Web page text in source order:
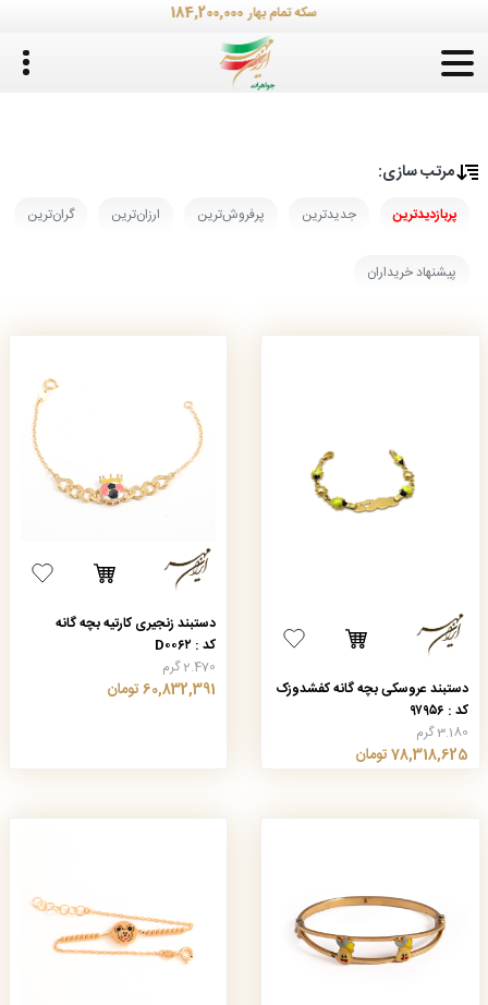
سکه تمام بهار 184,200,000
مرتب‌ سازی:
پربازدیدترین جدیدترین پرفروش‌ترین ارزان‌ترین گران‌ترین
پیشنهاد خریداران
دستبند عروسکی بچه گانه کفشدوزک
کد : ۹۷۹۵۶
3.180 گرم
78,318,625 تومان
دستبند زنجیری کارتیه بچه گانه
کد : D۰۰۶۲
2.470 گرم
60,832,391 تومان